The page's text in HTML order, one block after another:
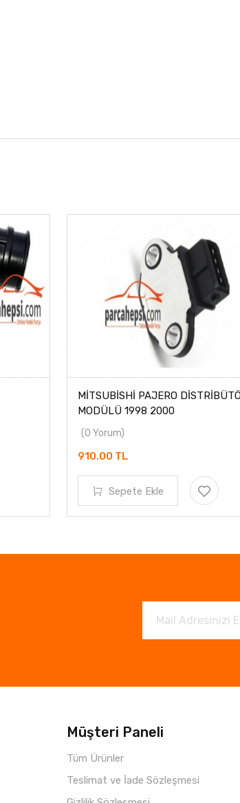
MİTSUBİSHİ PAJERO
MODÜLÜ 1998 2000
(0 Yorum)
910.00 TL
Sepete Ekle
Müşteri Paneli
Tüm Ürünler
Teslimat ve İade Sözleşmesi